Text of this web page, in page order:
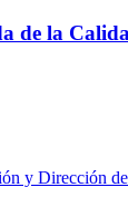
de la
y Dirección